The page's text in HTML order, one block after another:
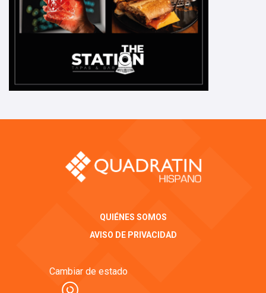
QUIÉNES SOMOS
AVISO DE PRIVACIDAD
Cambiar de estado